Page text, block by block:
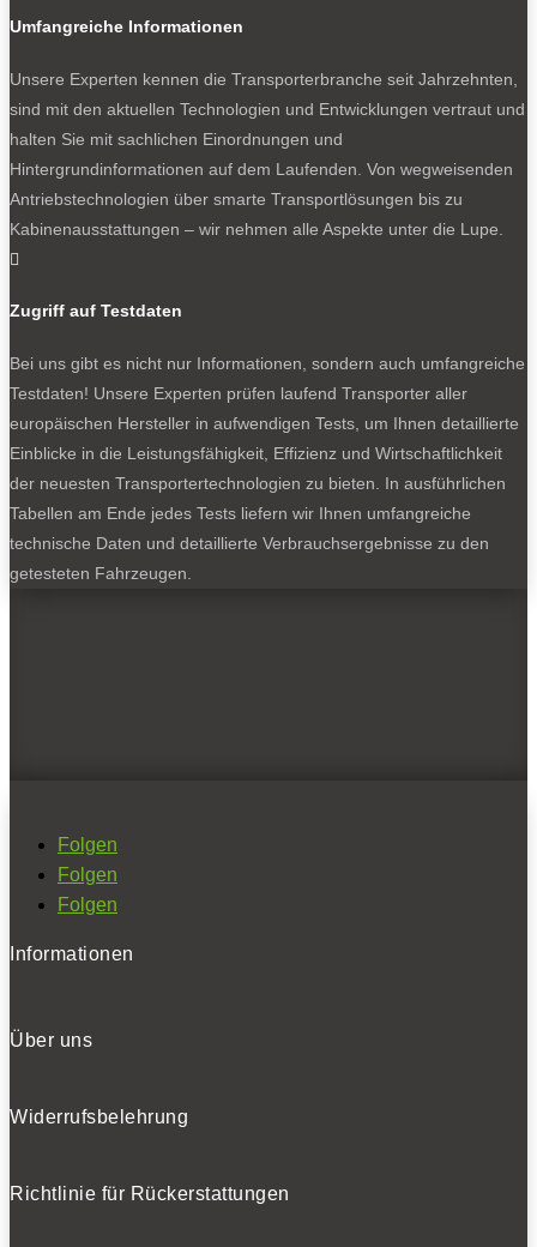
Umfangreiche Informationen
Unsere Experten kennen die Transporterbranche seit Jahrzehnten,
sind mit den aktuellen Technologien und Entwicklungen vertraut und
halten Sie mit sachlichen Einordnungen und
Hintergrundinformationen auf dem Laufenden. Von wegweisenden
Antriebstechnologien über smarte Transportlösungen bis zu
Kabinenausstattungen – wir nehmen alle Aspekte unter die Lupe.

Zugriff auf Testdaten
Bei uns gibt es nicht nur Informationen, sondern auch umfangreiche
Testdaten! Unsere Experten prüfen laufend Transporter aller
europäischen Hersteller in aufwendigen Tests, um Ihnen detaillierte
Einblicke in die Leistungsfähigkeit, Effizienz und Wirtschaftlichkeit
der neuesten Transportertechnologien zu bieten. In ausführlichen
Tabellen am Ende jedes Tests liefern wir Ihnen umfangreiche
technische Daten und detaillierte Verbrauchsergebnisse zu den
getesteten Fahrzeugen.
Folgen
Folgen
Folgen
Informationen
Über uns
Widerrufsbelehrung
Richtlinie für Rückerstattungen